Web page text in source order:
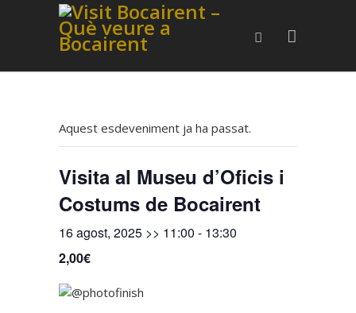
Aquest esdeveniment ja ha passat.
Visita al Museu d’Oficis i
Costums de Bocairent
16 agost, 2025 >> 11:00 - 13:30
2,00€